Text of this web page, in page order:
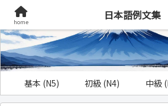
基本 (N5) 初級 (N4) 中級
home
日本語例文集